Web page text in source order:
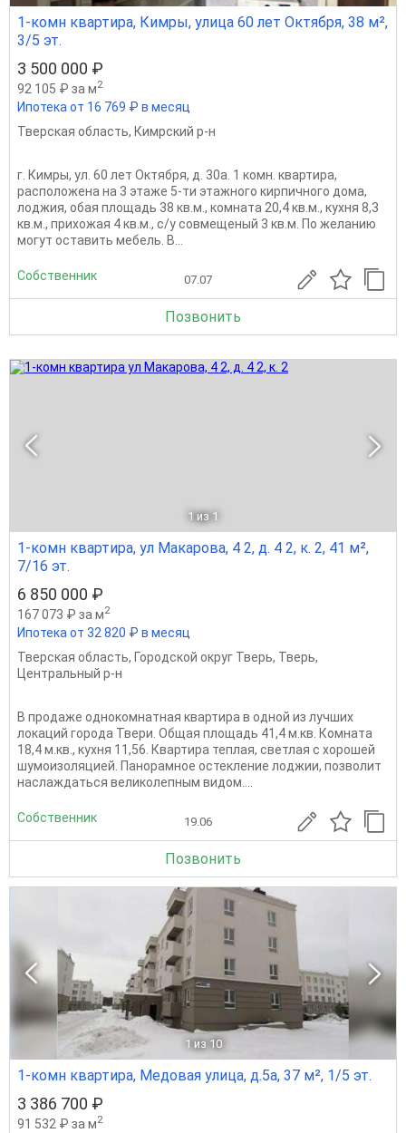
1-комн квартира, Кимры, улица 60 лет Октября, 38 м²,
3/5 эт.
3 500 000 ₽
92 105 ₽ за м2
Ипотека от 16 769 ₽ в месяц
Тверская область, Кимрский р-н
г. Кимры, ул. 60 лет Октября, д. 30а. 1 комн. квартира,
расположена на 3 этаже 5-ти этажного кирпичного дома,
лоджия, обая площадь 38 кв.м., комната 20,4 кв.м., кухня 8,3
кв.м., прихожая 4 кв.м., с/у совмещеный 3 кв.м. По желанию
могут оставить мебель. В...
Собственник 07.07
Позвонить
1 из 1
1-комн квартира, ул Макарова, 4 2, д. 4 2, к. 2, 41 м²,
7/16 эт.
6 850 000 ₽
167 073 ₽ за м2
Ипотека от 32 820 ₽ в месяц
Тверская область, Городской округ Тверь, Тверь,
Центральный р-н
В продаже однокомнатная квартира в одной из лучших
локаций города Твери. Общая площадь 41,4 м.кв. Комната
18,4 м.кв., кухня 11,56. Квартира теплая, светлая с хорошей
шумоизоляцией. Панорамное остекление лоджии, позволит
наслаждаться великолепным видом....
Собственник 19.06
Позвонить
1 из 10
1-комн квартира, Медовая улица, д.5а, 37 м², 1/5 эт.
3 386 700 ₽
91 532 ₽ за м2